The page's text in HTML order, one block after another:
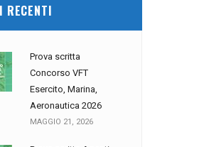
RECENTI
Prova scritta
Concorso VFT
Esercito, Marina,
Aeronautica 2026
MAGGIO 21, 2026